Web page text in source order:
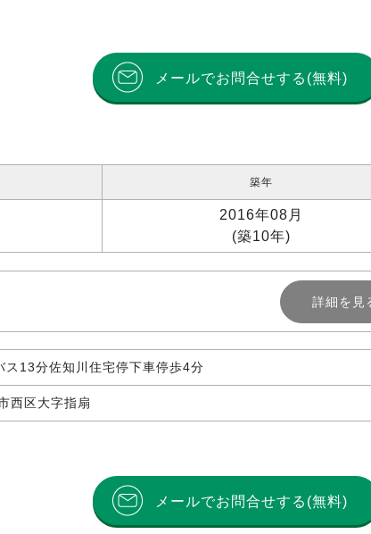
メールでお問合せする(無料)
築年
2016年08月
(築10年)
詳細を見
ス13分佐知川住宅停下車停歩4分
西区大字指扇
メールでお問合せする(無料)